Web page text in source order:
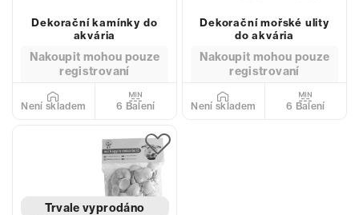
Dekorační kamínky do
akvária
Nakoupit mohou pouze
registrovaní
Není skladem 6 Balení
Dekorační mořské ulity
do akvária
Nakoupit mohou pouze
registrovaní
Není skladem 6 Balení
Trvale vyprodáno